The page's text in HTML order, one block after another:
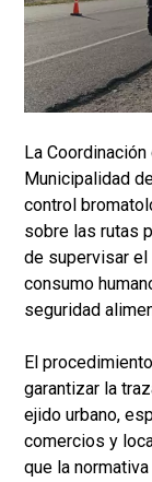
La
Municipalidad
control
sobre las rutas
de supervisar
consumo
seguridad
El
garantizar la
ejido urbano,
comercios y
que la